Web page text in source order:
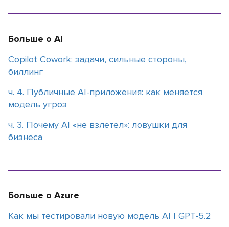
Больше о AI
Copilot Cowork: задачи, сильные стороны,
биллинг
ч. 4. Публичные AI-приложения: как меняется
модель угроз
ч. 3. Почему АІ «не взлетел»: ловушки для
бизнеса
Больше о Azure
Как мы тестировали новую модель АI | GPT-5.2